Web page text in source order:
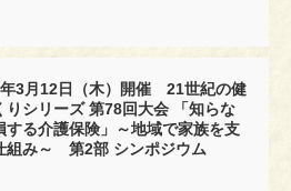
3月12日（木）開催 21世紀の健
りシリーズ 第78回大会 「知らな
する介護保険」～地域で家族を支
組み～ 第2部 シンポジウム